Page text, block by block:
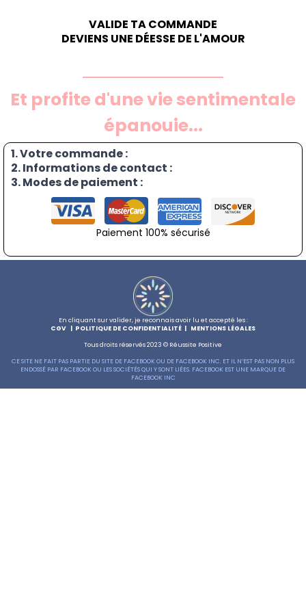
VALIDE TA COMMANDE
DEVIENS UNE DÉESSE DE L'AMOUR
Et profite d'une vie sentimentale
épanouie...
1. Votre commande :
2. Informations de contact :
3. Modes de paiement :
Paiement 100% sécurisé
En cliquant sur valider, je reconnais avoir lu et accepté les :
CGV | POLITIQUE DE CONFIDENTIALITÉ | MENTIONS LÉGALES
Tous droits réservés 2023 © Réussite Positive
CE SITE NE FAIT PAS PARTIE DU SITE DE FACEBOOK OU DE FACEBOOK INC. ET IL N’EST PAS NON PLUS
ENDOSSÉ PAR FACEBOOK OU LES SOCIÉTÉS QUI Y SONT LIÉES. FACEBOOK EST UNE MARQUE DE
FACEBOOK INC